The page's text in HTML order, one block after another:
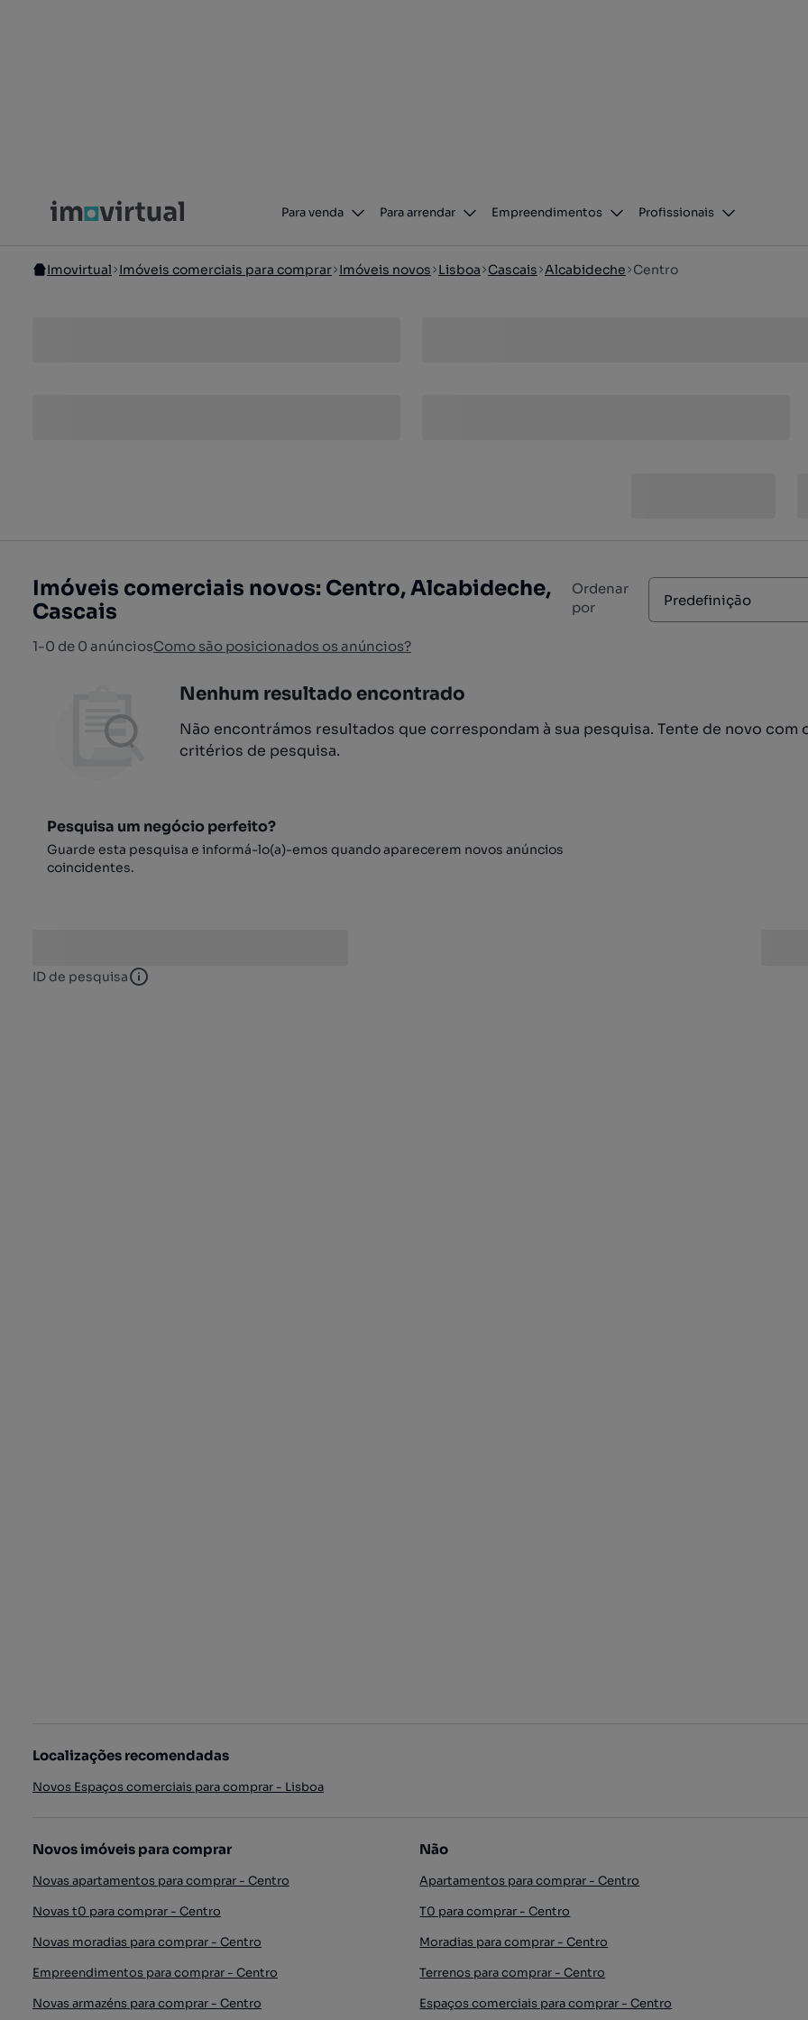
Para venda Para arrendar Empreendimentos Profissionais
Imovirtual Imóveis comerciais para comprar Imóveis novos Lisboa Cascais Alcabideche Centro
Imóveis comerciais novos: Centro, Alcabideche,
Cascais
1-0 de 0 anúnciosComo são posicionados os anúncios?
Ordenar
por
Predefinição
Nenhum resultado encontrado
Não encontrámos resultados que correspondam à sua pesquisa. Tente de novo com
critérios de pesquisa.
Pesquisa um negócio perfeito?
Guarde esta pesquisa e informá-lo(a)-emos quando aparecerem novos anúncios
coincidentes.
ID de pesquisa ID de pesquisa
Localizações recomendadas
Novos Espaços comerciais para comprar - Lisboa
Novos imóveis para comprar
Novas apartamentos para comprar - Centro
Novas t0 para comprar - Centro
Novas moradias para comprar - Centro
Empreendimentos para comprar - Centro
Novas armazéns para comprar - Centro
Não
Apartamentos para comprar - Centro
T0 para comprar - Centro
Moradias para comprar - Centro
Terrenos para comprar - Centro
Espaços comerciais para comprar - Centro